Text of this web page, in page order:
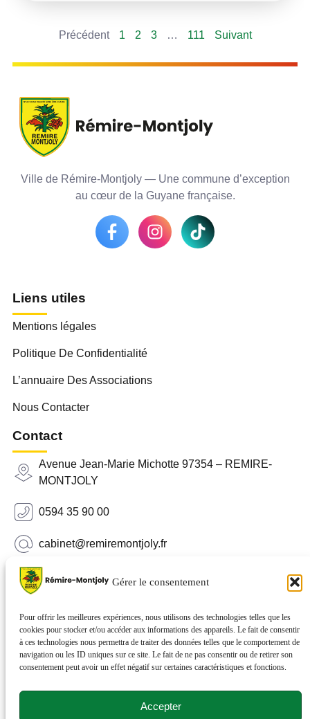
Gérer le consentement
Pour offrir les meilleures expériences, nous utilisons des technologies telles que les
cookies pour stocker et/ou accéder aux informations des appareils. Le fait de consentir
à ces technologies nous permettra de traiter des données telles que le comportement de
navigation ou les ID uniques sur ce site. Le fait de ne pas consentir ou de retirer son
consentement peut avoir un effet négatif sur certaines caractéristiques et fonctions.
Accepter
Précédent 1 2 3 … 111 Suivant
Ville de Rémire-Montjoly — Une commune d’exception
au cœur de la Guyane française.
Liens utiles
Mentions légales
Politique De Confidentialité
L’annuaire Des Associations
Nous Contacter
Contact
Avenue Jean-Marie Michotte 97354 – REMIRE-
MONTJOLY
0594 35 90 00
cabinet@remiremontjoly.fr
Newsletter
nouvelles de votre commune.